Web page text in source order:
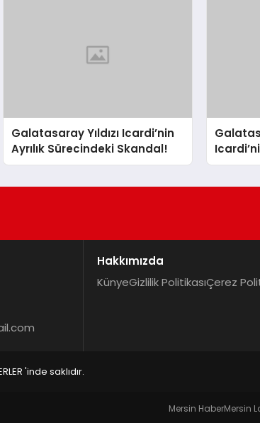
Galatasaray Yıldızı Icardi’nin
Ayrılık Sürecindeki Skandal!
Hakkımızda
KünyeGizlilik PolitikasıÇerez
'inde saklıdır.
Mersin HaberMersin